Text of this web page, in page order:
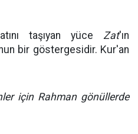
taşıyan yüce Zat'ın
bir göstergesidir. Kur'an
için Rahman gönüllerde